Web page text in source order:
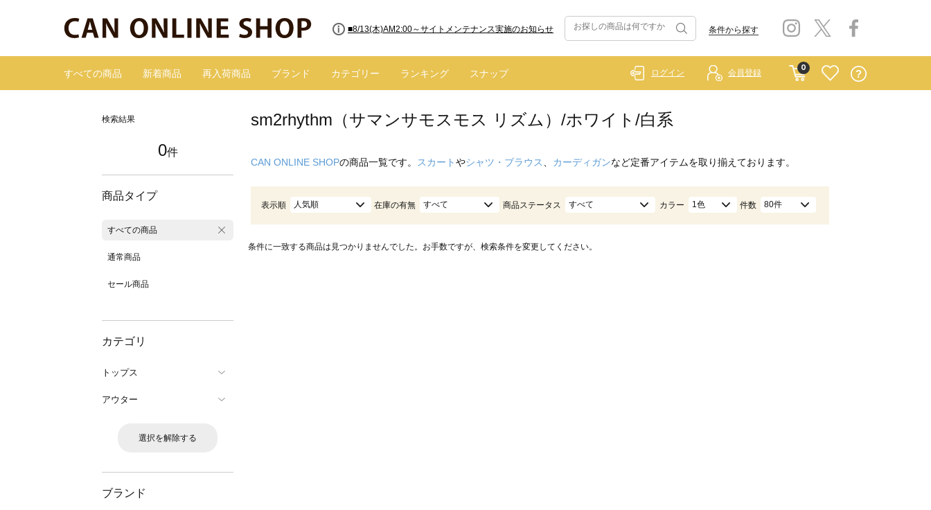
■8/13(木)AM2:00～サイトメンテナンス実施のお知らせ 条件から探す
すべての商品 新着商品 再入荷商品 ブランド カテゴリー ランキング スナップ
0
ログイン 会員登録
検索結果
0件
商品タイプ
すべての商品
通常商品
セール商品
カテゴリ
トップス
アウター
選択を解除する
ブランド
sm2rhythm（サマンサモスモス リズム）/ホワイト/白系
CAN ONLINE SHOPの商品一覧です。 スカートやシャツ・ブラウス カーディガンなど定番アイテムを取り揃えております。
表示順 人気順 在庫の有無 すべて 商品ステータス すべて カラー 1色 件数 80件
条件に一致する商品は見つかりませんでした。お手数ですが、検索条件を変更してください。